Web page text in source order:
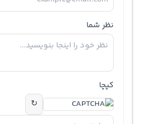
نظر شما
کپچا
↻